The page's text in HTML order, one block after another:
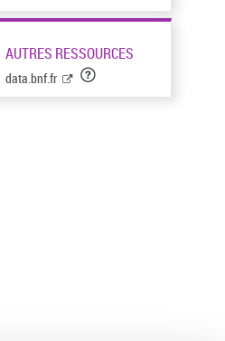
AUTRES RESSOURCES
data.bnf.fr